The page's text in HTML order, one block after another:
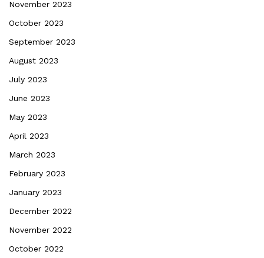
November 2023
October 2023
September 2023
August 2023
July 2023
June 2023
May 2023
April 2023
March 2023
February 2023
January 2023
December 2022
November 2022
October 2022